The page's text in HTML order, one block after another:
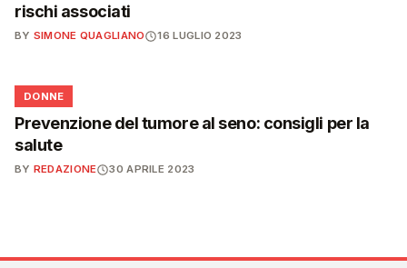
rischi associati
BY SIMONE QUAGLIANO 16 LUGLIO 2023
🌸
DONNE
Prevenzione del tumore al seno: consigli per la
salute
BY REDAZIONE 30 APRILE 2023